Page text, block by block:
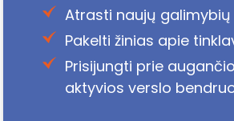
Atrasti naujų
Pakelti žinias apie
Prisijungti prie
aktyvios verslo